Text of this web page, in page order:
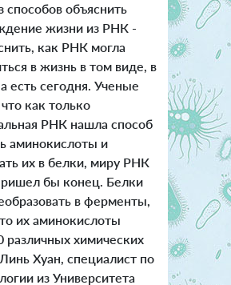
объяснить
жизни из РНК -
как РНК могла
в жизнь в том виде, в
есть сегодня. Ученые
как только
РНК нашла способ
аминокислоты и
их в белки, миру РНК
бы конец. Белки
в ферменты,
их аминокислоты
различных химических
Хуан, специалист по
из Университета